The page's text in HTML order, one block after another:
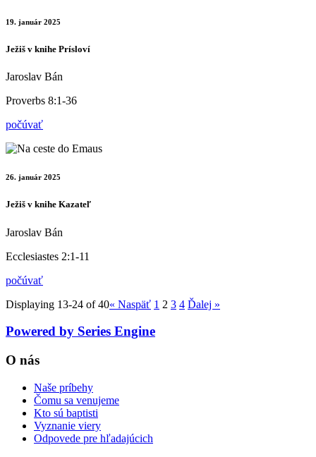
19. január 2025
Ježiš v knihe Prísloví
Jaroslav Bán
Proverbs 8:1-36
počúvať
26. január 2025
Ježiš v knihe Kazateľ
Jaroslav Bán
Ecclesiastes 2:1-11
počúvať
Displaying 13-24 of 40« Naspäť 1 2 3 4 Ďalej »
Powered by Series Engine
O nás
Naše príbehy
Čomu sa venujeme
Kto sú baptisti
Vyznanie viery
Odpovede pre hľadajúcich